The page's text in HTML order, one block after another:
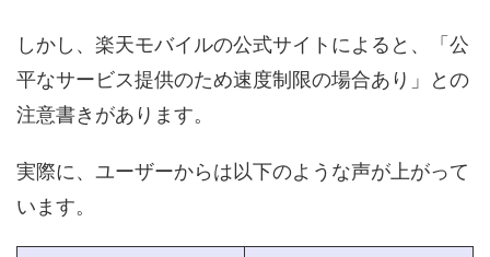
しかし、楽天モバイルの公式サイトによると、「公
平なサービス提供のため速度制限の場合あり」との
注意書きがあります。
実際に、ユーザーからは以下のような声が上がって
います。